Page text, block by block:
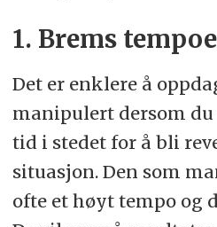
1. Brems
Det er enklere å
manipulert dersom
tid i stedet for å bli
situasjon. Den som
ofte et høyt tempo og